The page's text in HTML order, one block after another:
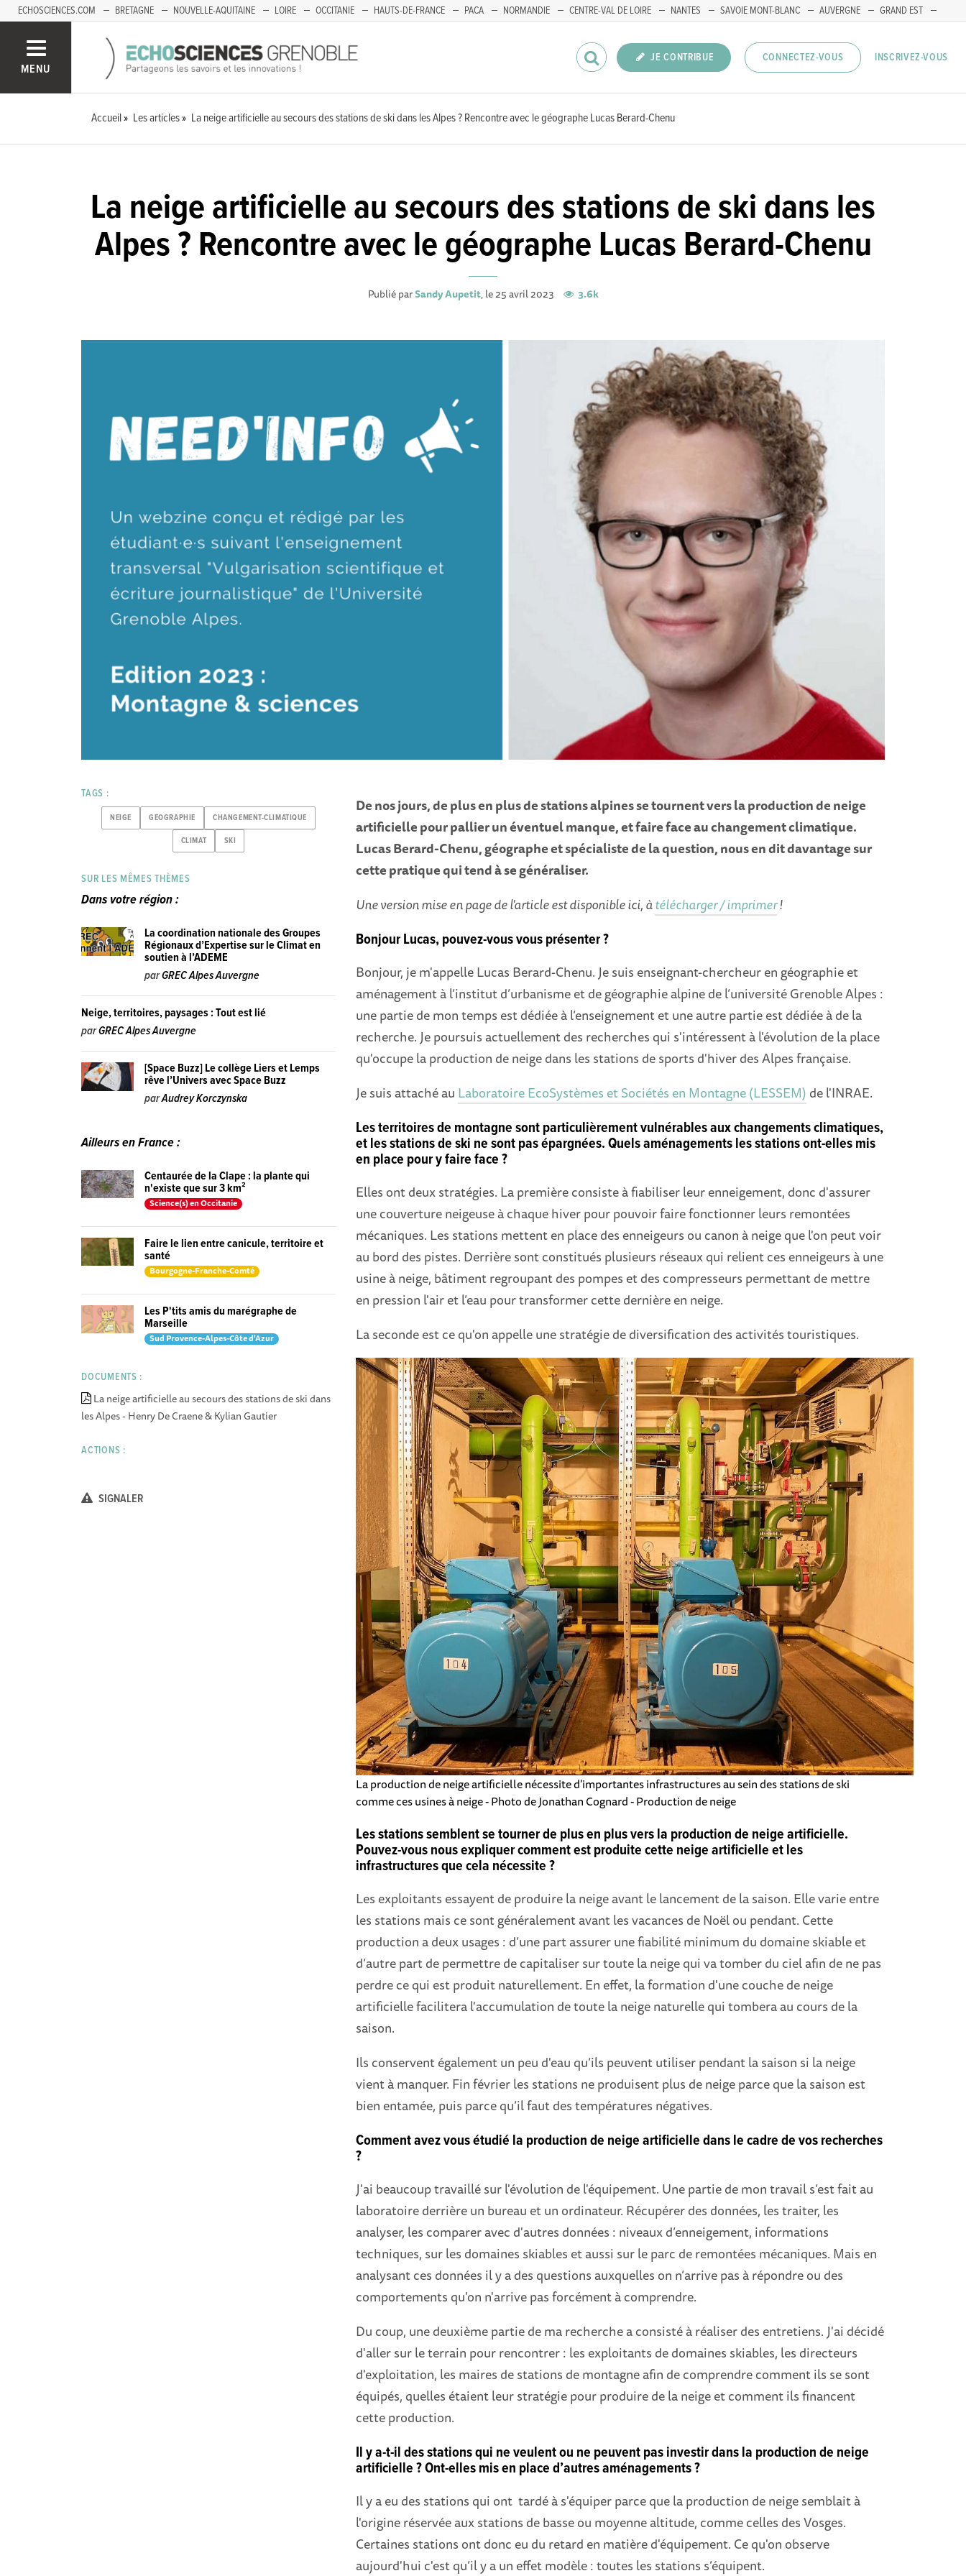
ECHOSCIENCES.COM BRETAGNE NOUVELLE-AQUITAINE LOIRE OCCITANIE HAUTS-DE-FRANCE PACA NORMANDIE CENTRE-VAL DE LOIRE NANTES SAVOIE MONT-BLANC AUVERGNE
GRAND EST
MENU
JE CONTRIBUE CONNECTEZ-VOUS INSCRIVEZ-VOUS
Accueil Les articles La neige artificielle au secours des stations de ski dans les Alpes ? Rencontre avec le géographe Lucas Berard-Chenu
La neige artificielle au secours des stations de ski dans les
Alpes ? Rencontre avec le géographe Lucas Berard-Chenu
Publié parSandy Aupetit, le 25 avril 2023 3.6k
De nos jours, de plus en plus de stations alpines se tournent vers la production de neige
artificielle pour pallier un éventuel manque, et faire face au changement climatique.
Lucas Berard-Chenu, géographe et spécialiste de la question, nous en dit davantage sur
cette pratique qui tend à se généraliser.
Une version mise en page de l'article est disponible ici, àtélécharger / imprimer!
Bonjour Lucas, pouvez-vous vous présenter ?
Bonjour, je m'appelle Lucas Berard-Chenu. Je suis enseignant-chercheur en géographie et
aménagement à l’institut d’urbanisme et de géographie alpine de l’université Grenoble Alpes :
une partie de mon temps est dédiée à l’enseignement et une autre partie est dédiée à de la
recherche. Je poursuis actuellement des recherches qui s'intéressent à l'évolution de la place
qu'occupe la production de neige dans les stations de sports d'hiver des Alpes française.
Je suis attaché au Laboratoire EcoSystèmes et Sociétés en Montagne (LESSEM) de l'INRAE.
Les territoires de montagne sont particulièrement vulnérables aux changements climatiques,
et les stations de ski ne sont pas épargnées. Quels aménagements les stations ont-elles mis
en place pour y faire face ?
Elles ont deux stratégies. La première consiste à fiabiliser leur enneigement, donc d'assurer
une couverture neigeuse à chaque hiver pour pouvoir faire fonctionner leurs remontées
mécaniques. Les stations mettent en place des enneigeurs ou canon à neige que l'on peut voir
au bord des pistes. Derrière sont constitués plusieurs réseaux qui relient ces enneigeurs à une
usine à neige, bâtiment regroupant des pompes et des compresseurs permettant de mettre
en pression l'air et l’eau pour transformer cette dernière en neige.
La seconde est ce qu'on appelle une stratégie de diversification des activités touristiques.
La production de neige artificielle nécessite d’importantes infrastructures au sein des stations de ski
comme ces usines à neige - Photo de Jonathan Cognard - Production de neige
Les stations semblent se tourner de plus en plus vers la production de neige artificielle.
Pouvez-vous nous expliquer comment est produite cette neige artificielle et les
infrastructures que cela nécessite ?
Les exploitants essayent de produire la neige avant le lancement de la saison. Elle varie entre
les stations mais ce sont généralement avant les vacances de Noël ou pendant. Cette
production a deux usages : d’une part assurer une fiabilité minimum du domaine skiable et
d’autre part de permettre de capitaliser sur toute la neige qui va tomber du ciel afin de ne pas
perdre ce qui est produit naturellement. En effet, la formation d'une couche de neige
artificielle facilitera l'accumulation de toute la neige naturelle qui tombera au cours de la
saison.
Ils conservent également un peu d'eau qu’ils peuvent utiliser pendant la saison si la neige
vient à manquer. Fin février les stations ne produisent plus de neige parce que la saison est
bien entamée, puis parce qu’il faut des températures négatives.
Comment avez vous étudié la production de neige artificielle dans le cadre de vos recherches
?
J'ai beaucoup travaillé sur l'évolution de l'équipement. Une partie de mon travail s’est fait au
laboratoire derrière un bureau et un ordinateur. Récupérer des données, les traiter, les
analyser, les comparer avec d'autres données : niveaux d’enneigement, informations
techniques, sur les domaines skiables et aussi sur le parc de remontées mécaniques. Mais en
analysant ces données il y a des questions auxquelles on n’arrive pas à répondre ou des
comportements qu'on n'arrive pas forcément à comprendre.
Du coup, une deuxième partie de ma recherche a consisté à réaliser des entretiens. J'ai décidé
d'aller sur le terrain pour rencontrer : les exploitants de domaines skiables, les directeurs
d'exploitation, les maires de stations de montagne afin de comprendre comment ils se sont
équipés, quelles étaient leur stratégie pour produire de la neige et comment ils financent
cette production.
Il y a-t-il des stations qui ne veulent ou ne peuvent pas investir dans la production de neige
artificielle ? Ont-elles mis en place d’autres aménagements ?
Il y a eu des stations qui ont tardé à s'équiper parce que la production de neige semblait à
l'origine réservée aux stations de basse ou moyenne altitude, comme celles des Vosges.
Certaines stations ont donc eu du retard en matière d'équipement. Ce qu'on observe
aujourd'hui c'est qu’il y a un effet modèle : toutes les stations s’équipent.
TAGS :
NEIGE GEOGRAPHIE CHANGEMENT-CLIMATIQUE
CLIMAT SKI
SUR LES MÊMES THÈMES
Dans votre région :
La coordination nationale des Groupes
Régionaux d’Expertise sur le Climat en
soutien à l’ADEME
parGREC Alpes Auvergne
Neige, territoires, paysages : Tout est lié
parGREC Alpes Auvergne
[Space Buzz] Le collège Liers et Lemps
rêve l’Univers avec Space Buzz
parAudrey Korczynska
Ailleurs en France :
Centaurée de la Clape : la plante qui
n'existe que sur 3 km²
Science(s) en Occitanie
Faire le lien entre canicule, territoire et
santé
Bourgogne-Franche-Comté
Les P'tits amis du marégraphe de
Marseille
Sud Provence-Alpes-Côte d'Azur
DOCUMENTS :
La neige artificielle au secours des stations de ski dans
les Alpes - Henry De Craene & Kylian Gautier
ACTIONS :
SIGNALER